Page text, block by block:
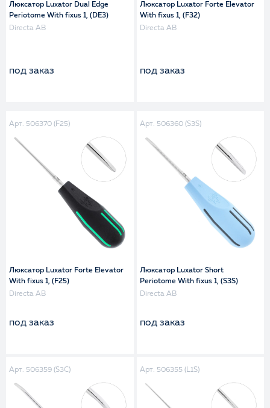
Люксатор Luxator Dual Edge
Periotome With fixus 1, (DE3)
Directa AB
под заказ
Люксатор Luxator Forte Elevator
With fixus 1, (F32)
Directa AB
под заказ
Арт. 506370 (F25)
Люксатор Luxator Forte Elevator
With fixus 1, (F25)
Directa AB
под заказ
Арт. 506360 (S3S)
Люксатор Luxator Short
Periotome With fixus 1, (S3S)
Directa AB
под заказ
Арт. 506359 (S3C) Арт. 506355 (L1S)